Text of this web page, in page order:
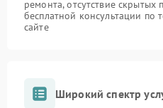
ремонта, отсутствие скрытых
бесплатной консультации по
сайте
Широкий спектр